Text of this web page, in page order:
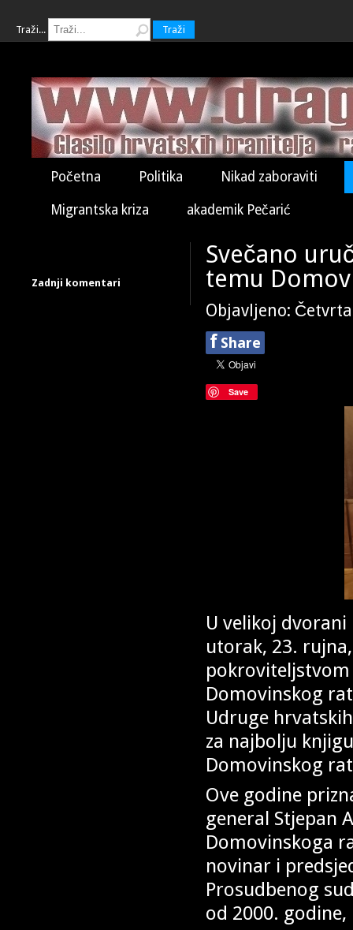
Traži... Traži
Početna Politika Nikad zaboraviti
Migrantska kriza akademik Pečarić
Zadnji komentari
Svečano
temu
Objavljeno:
f Share
Save
U velikoj
utorak, 23.
Domovinskog
Udruge
za najbolju
Domovinskog
Ove godine
general Stjepan
Domovinskoga
novinar i
Prosudbenog
od 2000.